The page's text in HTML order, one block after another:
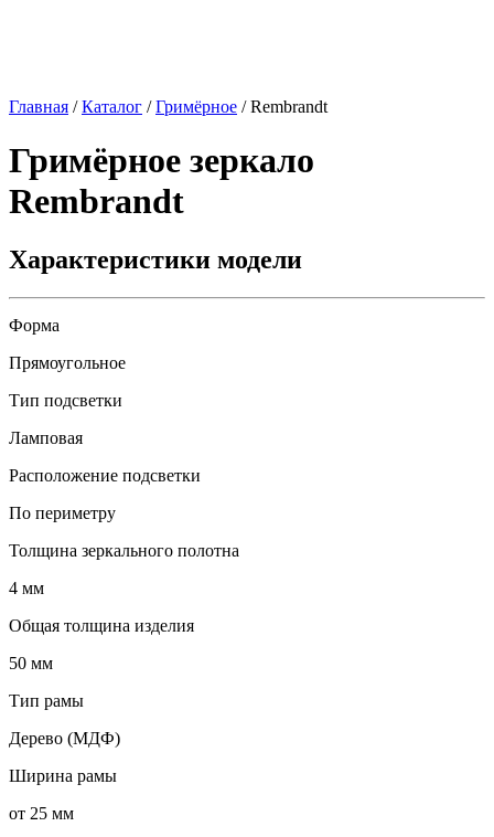
Главная /Каталог /Гримёрное /Rembrandt
Гримёрное зеркало
Rembrandt
Характеристики модели
Форма
Прямоугольное
Тип подсветки
Ламповая
Расположение подсветки
По периметру
Толщина зеркального полотна
4 мм
Общая толщина изделия
50 мм
Тип рамы
Дерево (МДФ)
Ширина рамы
от 25 мм